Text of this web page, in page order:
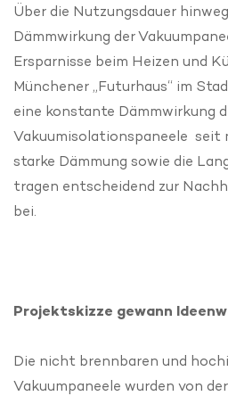
Über die Nutzungsdauer
Dämmwirkung der
Ersparnisse beim Heizen und
Münchener „Futurhaus“ im
eine konstante Dämmwirkung
Vakuumisolationspaneele seit
starke Dämmung sowie die
tragen entscheidend zur
bei.
Projektskizze gewann
Die nicht brennbaren und
Vakuumpaneele wurden von